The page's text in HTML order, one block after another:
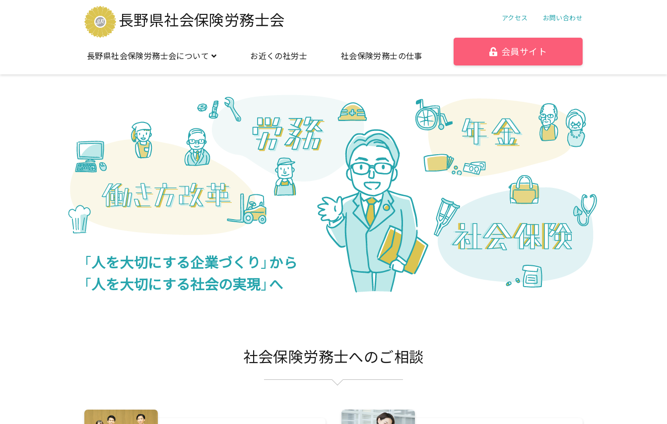
長野県社会保険労務士会
長野県社会保険労務士会について お近くの社労士 社会保険労務士の仕事 会員サイト
アクセス お問い合わせ
「人を大切にする企業づくり 」から
「人を大切にする社会の実現 」へ
社会保険労務士へのご相談